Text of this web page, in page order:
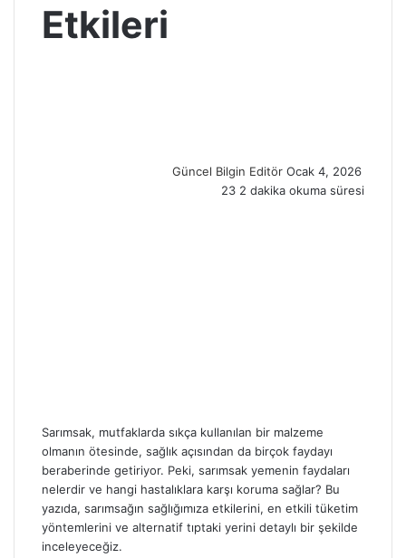
Etkileri
Güncel Bilgin Editör e
m
Ocak 4, 2026
23 2 dakika okuma süresi
Sarımsak, mutfaklarda sıkça kullanılan bir malzeme
olmanın ötesinde, sağlık açısından da birçok faydayı
beraberinde getiriyor. Peki, sarımsak yemenin faydaları
nelerdir ve hangi hastalıklara karşı koruma sağlar? Bu
yazıda, sarımsağın sağlığımıza etkilerini, en etkili tüketim
yöntemlerini ve alternatif tıptaki yerini detaylı bir şekilde
inceleyeceğiz.